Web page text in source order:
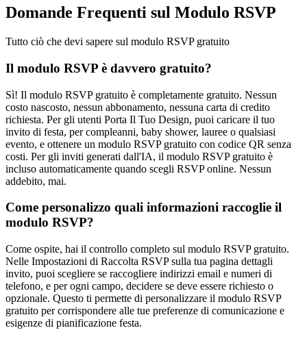
Domande Frequenti sul Modulo RSVP
Tutto ciò che devi sapere sul modulo RSVP gratuito
Il modulo RSVP è davvero gratuito?
Sì! Il modulo RSVP gratuito è completamente gratuito. Nessun
costo nascosto, nessun abbonamento, nessuna carta di credito
richiesta. Per gli utenti Porta Il Tuo Design, puoi caricare il tuo
invito di festa, per compleanni, baby shower, lauree o qualsiasi
evento, e ottenere un modulo RSVP gratuito con codice QR senza
costi. Per gli inviti generati dall'IA, il modulo RSVP gratuito è
incluso automaticamente quando scegli RSVP online. Nessun
addebito, mai.
Come personalizzo quali informazioni raccoglie il
modulo RSVP?
Come ospite, hai il controllo completo sul modulo RSVP gratuito.
Nelle Impostazioni di Raccolta RSVP sulla tua pagina dettagli
invito, puoi scegliere se raccogliere indirizzi email e numeri di
telefono, e per ogni campo, decidere se deve essere richiesto o
opzionale. Questo ti permette di personalizzare il modulo RSVP
gratuito per corrispondere alle tue preferenze di comunicazione e
esigenze di pianificazione festa.